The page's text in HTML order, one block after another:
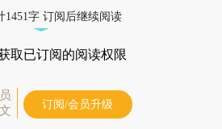
1451字 订阅后继续阅读
取已订阅的阅读权限
订阅/会员升级